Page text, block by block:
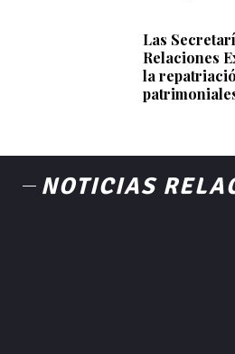
Las
Relaciones
la
NOTICIAS